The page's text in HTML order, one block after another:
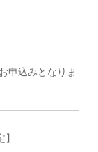
申込みとなりま